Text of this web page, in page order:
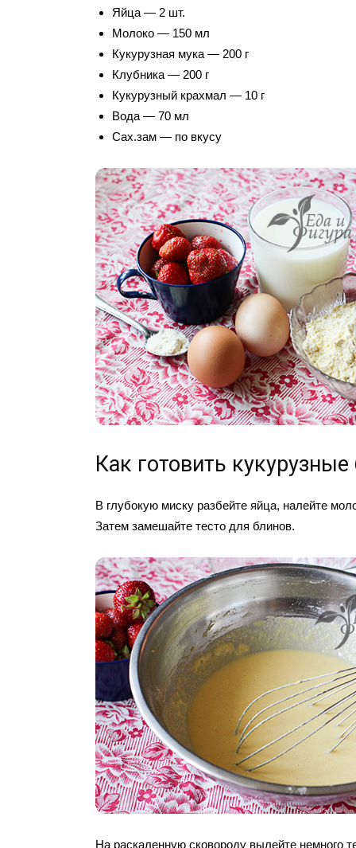
Яйца — 2 шт.
Молоко — 150 мл
Кукурузная мука — 200 г
Клубника — 200 г
Кукурузный крахмал — 10 г
Вода — 70 мл
Сах.зам — по вкусу
Как готовить
В глубокую миску разбейте яйца, налейте
Затем замешайте тесто для блинов.
На раскаленную сковороду вылейте немного